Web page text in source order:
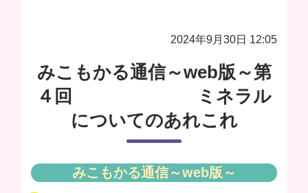
2024年9月30日 12:05
みこもかる通信～web版～第
４回 ミネラル
についてのあれこれ
みこもかる通信～web版～